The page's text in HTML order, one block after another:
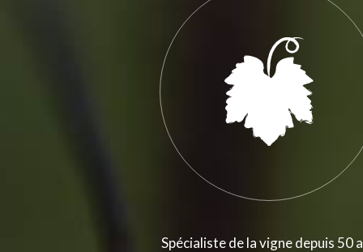
Spécialiste de la vigne depuis 50